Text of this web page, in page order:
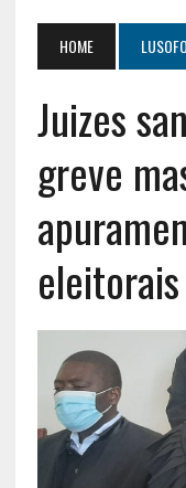
HOME
Juizes
greve
eleitorais